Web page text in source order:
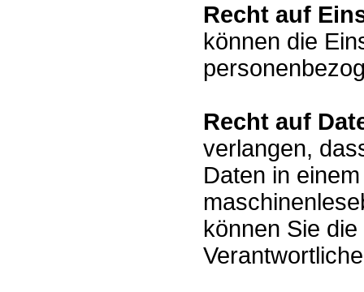
Recht auf
können die
Recht auf
verlangen,
Daten in
können Sie